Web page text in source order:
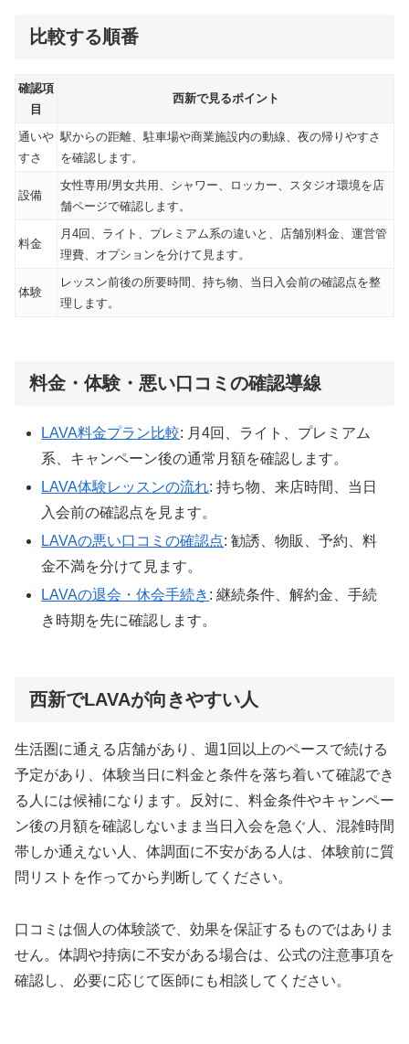
比較する順番
確認項
目
西新で見るポイント
通いや
すさ
駅からの距離、駐車場や商業施設内の動線、夜の帰りやすさ
を確認します。
設備
女性専用/男女共用、シャワー、ロッカー、スタジオ環境を店
舗ページで確認します。
料金
月4回、ライト、プレミアム系の違いと、店舗別料金、運営管
理費、オプションを分けて見ます。
体験
レッスン前後の所要時間、持ち物、当日入会前の確認点を整
理します。
料金・体験・悪い口コミの確認導線
LAVA料金プラン比較: 月4回、ライト、プレミアム
系、キャンペーン後の通常月額を確認します。
LAVA体験レッスンの流れ: 持ち物、来店時間、当日
入会前の確認点を見ます。
LAVAの悪い口コミの確認点: 勧誘、物販、予約、料
金不満を分けて見ます。
LAVAの退会・休会手続き : 継続条件、解約金、手続
き時期を先に確認します。
西新でLAVAが向きやすい人
生活圏に通える店舗があり、週1回以上のペースで続ける
予定があり、体験当日に料金と条件を落ち着いて確認でき
る人には候補になります。反対に、料金条件やキャンペー
ン後の月額を確認しないまま当日入会を急ぐ人、混雑時間
帯しか通えない人、体調面に不安がある人は、体験前に質
問リストを作ってから判断してください。
口コミは個人の体験談で、効果を保証するものではありま
せん。体調や持病に不安がある場合は、公式の注意事項を
確認し、必要に応じて医師にも相談してください。